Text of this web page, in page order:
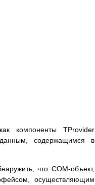
компоненты TProvider
содержащимся в
что COM-объект,
осуществляющим